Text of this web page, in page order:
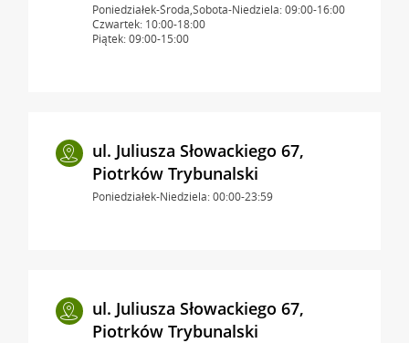
Poniedziałek-Środa,Sobota-Niedziela: 09:00-16:00
Czwartek: 10:00-18:00
Piątek: 09:00-15:00
ul. Juliusza Słowackiego 67,
Piotrków Trybunalski
Poniedziałek-Niedziela: 00:00-23:59
ul. Juliusza Słowackiego 67,
Piotrków Trybunalski